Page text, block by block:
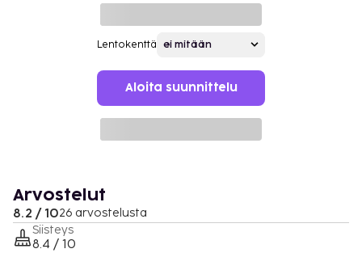
Lentokenttä
Aloita suunnittelu
Arvostelut
8.2 / 1026 arvostelusta
Siisteys
8.4 / 10